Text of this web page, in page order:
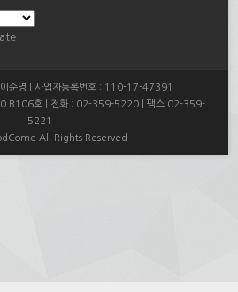
이순영 | 사업자등록번호 : 110-17-47391
B106호 | 전화 : 02-359-5220 | 팩스 02-359-
5221
All Rights Reserved